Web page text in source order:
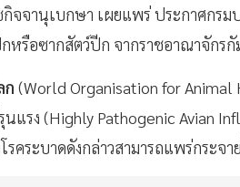
จจานุเบกษา เผยแพร่ ประกาศกรม
หรือซากสัตว์ปีก จากราชอาณาจักร
ก (World Organisation for Animal
แรง (Highly Pathogenic Avian
ระบาดดังกล่าวสามารถแพร่กระจาย